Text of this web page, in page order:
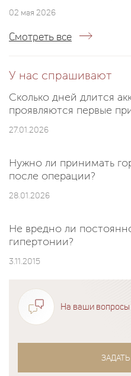
02 мая 2026
Смотреть все
У нас спрашивают
Сколько дней длится
проявляются первые
27.01.2026
Нужно ли принимать
после операции?
28.01.2026
Не вредно ли
гипертонии?
3.11.2015
На ваши вопросы